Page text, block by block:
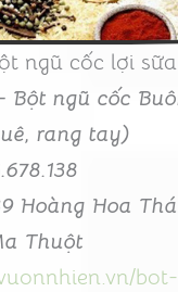
ngũ cốc lợi sữa
Bột ngũ cốc
rang tay)
Hoàng Hoa
Thuột